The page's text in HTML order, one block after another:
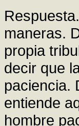
maneras.
propia
decir que
paciencia.
entiende
hombre